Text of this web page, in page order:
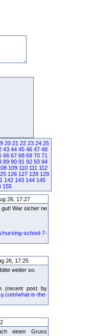
20 21 22 23 24 25
43 44 45 46 47 48
66 67 68 69 70 71
89 90 91 92 93 94
109 110 111 112
126 127 128 129
142 143 144 145
155
26, 17:27
gut! War sicher ne
nursing-school-7-
26, 17:25
weiter so.
(recent post by
what-is-the-
einen Gruss